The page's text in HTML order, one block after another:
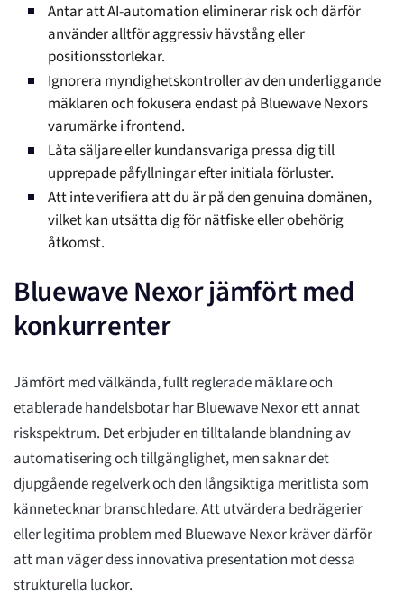
Antar att AI-automation eliminerar risk och därför
använder alltför aggressiv hävstång eller
positionsstorlekar.
Ignorera myndighetskontroller av den underliggande
mäklaren och fokusera endast på Bluewave Nexors
varumärke i frontend.
Låta säljare eller kundansvariga pressa dig till
upprepade påfyllningar efter initiala förluster.
Att inte verifiera att du är på den genuina domänen,
vilket kan utsätta dig för nätfiske eller obehörig
åtkomst.
Bluewave Nexor jämfört med
konkurrenter
Jämfört med välkända, fullt reglerade mäklare och
etablerade handelsbotar har Bluewave Nexor ett annat
riskspektrum. Det erbjuder en tilltalande blandning av
automatisering och tillgänglighet, men saknar det
djupgående regelverk och den långsiktiga meritlista som
kännetecknar branschledare. Att utvärdera bedrägerier
eller legitima problem med Bluewave Nexor kräver därför
att man väger dess innovativa presentation mot dessa
strukturella luckor.